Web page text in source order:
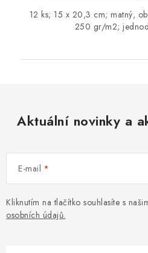
12 ks; 15 x 20,3 cm; matný,
250 gr/m2;
Aktuální novinky a
E-mail
Kliknutím na tlačítko souhlasíte s
osobních údajů.